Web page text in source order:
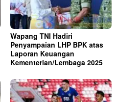
Wapang TNI Hadiri
Penyampaian LHP BPK atas
Laporan Keuangan
Kementerian/Lembaga 2025